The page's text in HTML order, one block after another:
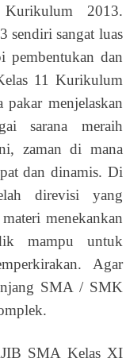
Kurikulum 2013.
sendiri sangat luas
pembentukan dan
11 Kurikulum
menjelaskan
sarana meraih
zaman di mana
dan dinamis. Di
direvisi yang
menekankan
mampu untuk
Agar
SMA / SMK
SMA Kelas XI